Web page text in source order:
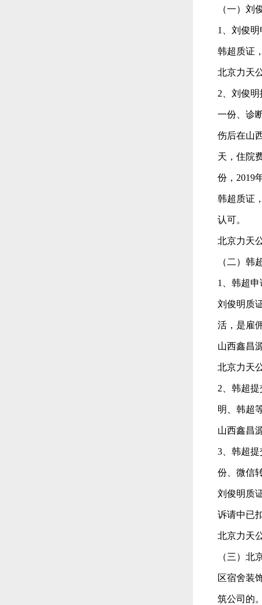
（一）刘
1、刘俊
韩超质证
北京力天
2、刘俊
一份、诊
伤后在山
天，住院
份，2019
韩超质证
认可。
北京力天
（二）韩
1、韩超
刘俊明质
活，是雇
山西鑫昌
北京力天
2、韩超
明、韩超
山西鑫昌
3、韩超
份、微信
刘俊明质
诉请中已
北京力天
（三）北
区宿舍装
筑公司的